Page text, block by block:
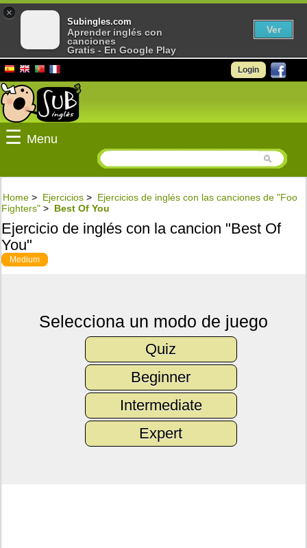
Login
☰ Menu
Home > Ejercicios > Ejercicios de inglés con las canciones de "Foo
Fighters" > Best Of You
Ejercicio de inglés con la cancion "Best Of
You"
Medium
Selecciona un modo de juego
Quiz
Beginner
Intermediate
Expert
×
Subingles.com
Aprender inglés con
canciones
Gratis - En Google Play
Ver